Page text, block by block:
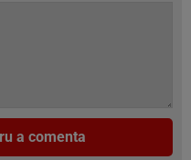
a comenta